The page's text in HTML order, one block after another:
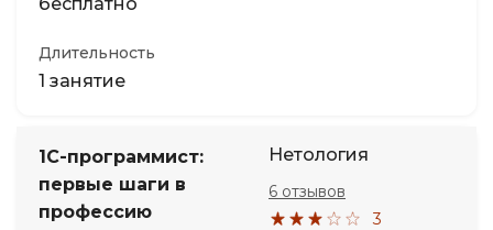
Длительность
1 занятие
1С-программист:
первые шаги в
профессию
Нетология
3
6 отзывов